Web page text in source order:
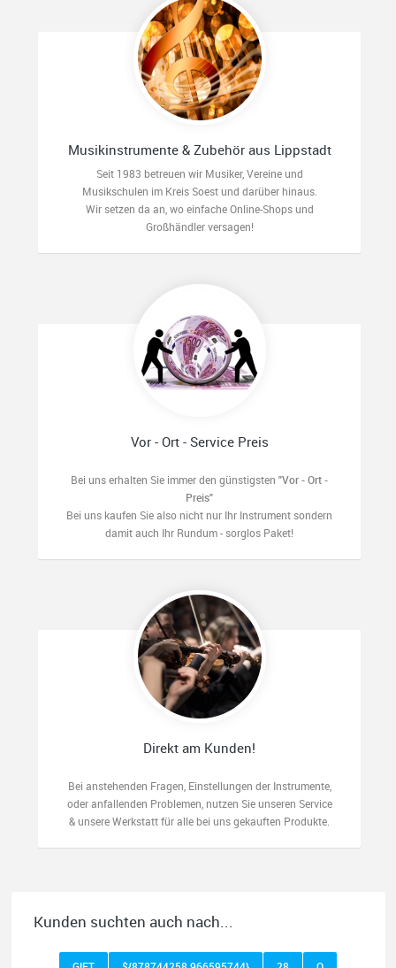
Musikinstrumente & Zubehör aus Lippstadt
Seit 1983 betreuen wir Musiker, Vereine und
Musikschulen im Kreis Soest und darüber hinaus.
Wir setzen da an, wo einfache Online-Shops und
Großhändler versagen!
Vor - Ort - Service Preis
Bei uns erhalten Sie immer den günstigsten "Vor - Ort -
Preis"
Bei uns kaufen Sie also nicht nur Ihr Instrument sondern
damit auch Ihr Rundum - sorglos Paket!
Direkt am Kunden!
Bei anstehenden Fragen, Einstellungen der Instrumente,
oder anfallenden Problemen, nutzen Sie unseren Service
& unsere Werkstatt für alle bei uns gekauften Produkte.
Kunden suchten auch nach...